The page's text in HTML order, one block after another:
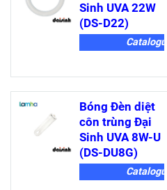
Sinh UVA 22W
(DS-D22)
Catalogue
Bóng Đèn diệt
côn trùng Đại
Sinh UVA 8W-U
(DS-DU8G)
Catalogue